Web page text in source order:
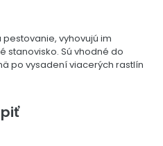
vyhovujú im
stanovisko. Sú vhodné do
po vysadení viacerých rastlín